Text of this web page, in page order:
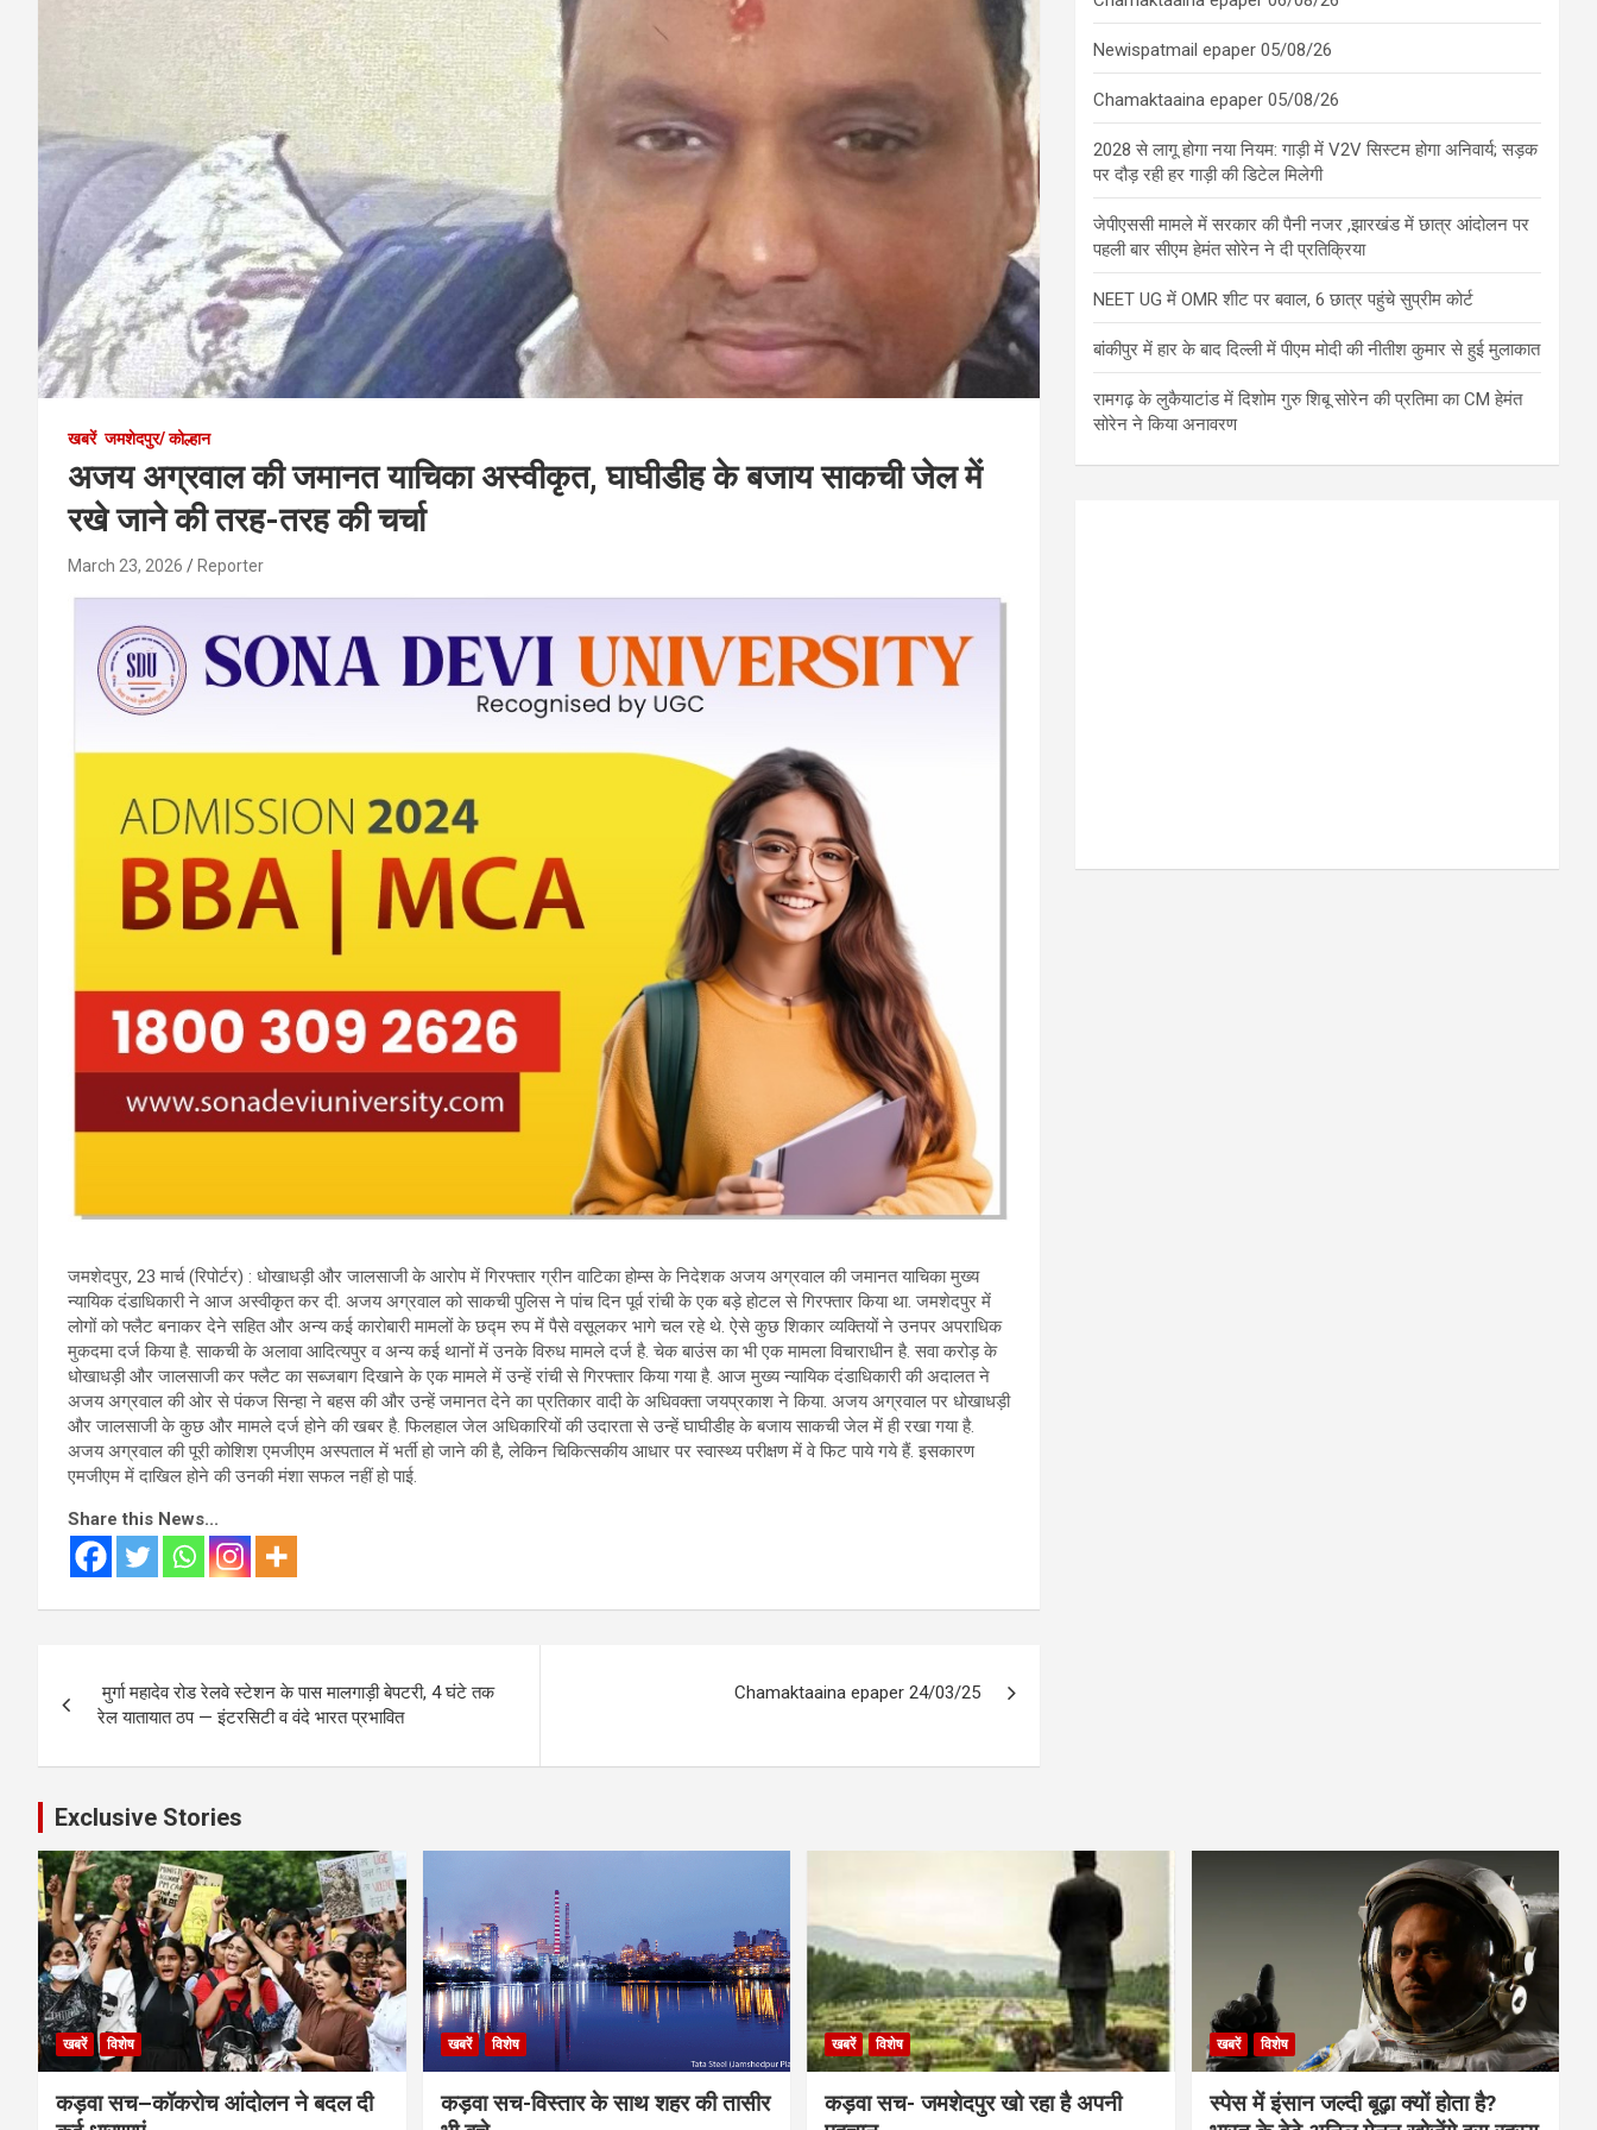
खबरें जमशेदपुर/ कोल्हान
अजय अग्रवाल की जमानत याचिका अस्वीकृत, घाघीडीह के बजाय साकची जेल में
रखे जाने की तरह-तरह की चर्चा
March 23, 2026 Reporter
जमशेदपुर, 23 मार्च (रिपोर्टर) : धोखाधड़ी और जालसाजी के आरोप में गिरफ्तार ग्रीन वाटिका होम्स के निदेशक अजय अग्रवाल की जमानत याचिका मुख्य
न्यायिक दंडाधिकारी ने आज अस्वीकृत कर दी. अजय अग्रवाल को साकची पुलिस ने पांच दिन पूर्व रांची के एक बड़े होटल से गिरफ्तार किया था. जमशेदपुर में
लोगों को फ्लैट बनाकर देने सहित और अन्य कई कारोबारी मामलों के छद्म रुप में पैसे वसूलकर भागे चल रहे थे. ऐसे कुछ शिकार व्यक्तियों ने उनपर अपराधिक
मुकदमा दर्ज किया है. साकची के अलावा आदित्यपुर व अन्य कई थानों में उनके विरुध मामले दर्ज है. चेक बाउंस का भी एक मामला विचाराधीन है. सवा करोड़ के
धोखाधड़ी और जालसाजी कर फ्लैट का सब्जबाग दिखाने के एक मामले में उन्हें रांची से गिरफ्तार किया गया है. आज मुख्य न्यायिक दंडाधिकारी की अदालत ने
अजय अग्रवाल की ओर से पंकज सिन्हा ने बहस की और उन्हें जमानत देने का प्रतिकार वादी के अधिवक्ता जयप्रकाश ने किया. अजय अग्रवाल पर धोखाधड़ी
और जालसाजी के कुछ और मामले दर्ज होने की खबर है. फिलहाल जेल अधिकारियों की उदारता से उन्हें घाघीडीह के बजाय साकची जेल में ही रखा गया है.
अजय अग्रवाल की पूरी कोशिश एमजीएम अस्पताल में भर्ती हो जाने की है, लेकिन चिकित्सकीय आधार पर स्वास्थ्य परीक्षण में वे फिट पाये गये हैं. इसकारण
एमजीएम में दाखिल होने की उनकी मंशा सफल नहीं हो पाई.
Share this News...
navigation
मुर्गा महादेव रोड रेलवे स्टेशन के पास मालगाड़ी बेपटरी, 4 घंटे तक
रेल यातायात ठप — इंटरसिटी व वंदे भारत प्रभावित
Chamaktaaina epaper 24/03/25
Newispatmail epaper 05/08/26
Chamaktaaina epaper 05/08/26
2028 से लागू होगा नया नियम: गाड़ी में V2V सिस्टम होगा अनिवार्य; सड़क
पर दौड़ रही हर गाड़ी की डिटेल मिलेगी
जेपीएससी मामले में सरकार की पैनी नजर ,झारखंड में छात्र आंदोलन पर
पहली बार सीएम हेमंत सोरेन ने दी प्रतिक्रिया
NEET UG में OMR शीट पर बवाल, 6 छात्र पहुंचे सुप्रीम कोर्ट
बांकीपुर में हार के बाद दिल्ली में पीएम मोदी की नीतीश कुमार से हुई मुलाकात
रामगढ़ के लुकैयाटांड में दिशोम गुरु शिबू सोरेन की प्रतिमा का CM हेमंत
सोरेन ने किया अनावरण
Exclusive Stories
खबरें विशेष
कड़वा सच–कॉकरोच आंदोलन ने बदल दी
खबरें विशेष
कड़वा सच-विस्तार के साथ शहर की तासीर
खबरें विशेष
कड़वा सच- जमशेदपुर खो रहा है अपनी
खबरें विशेष
स्पेस में इंसान जल्दी बूढ़ा क्यों होता है?